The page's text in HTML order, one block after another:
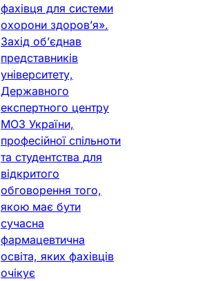
фахівця для системи
охорони здоров’я».
Захід об’єднав
представників
університету,
Державного
експертного центру
МОЗ України,
професійної спільноти
та студентства для
відкритого
обговорення того,
якою має бути
сучасна
фармацевтична
освіта, яких фахівців
очікує